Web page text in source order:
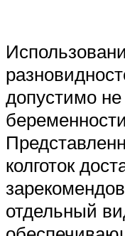
допустимо
колготок
отдельный